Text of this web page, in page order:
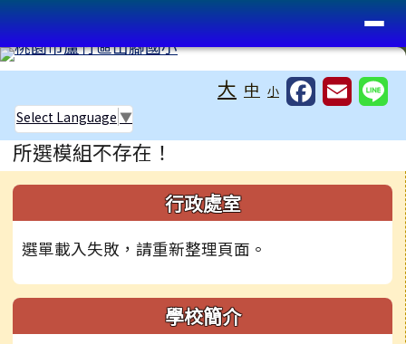
跳至主內容區
桃園市蘆竹區山腳國小
導覽列
大 中 小
Select Language ▼
主內容區域
所選模組不存在！
左邊區域內容 行政處室
選單載入失敗，請重新整理頁面。
學校簡介
頁尾區域